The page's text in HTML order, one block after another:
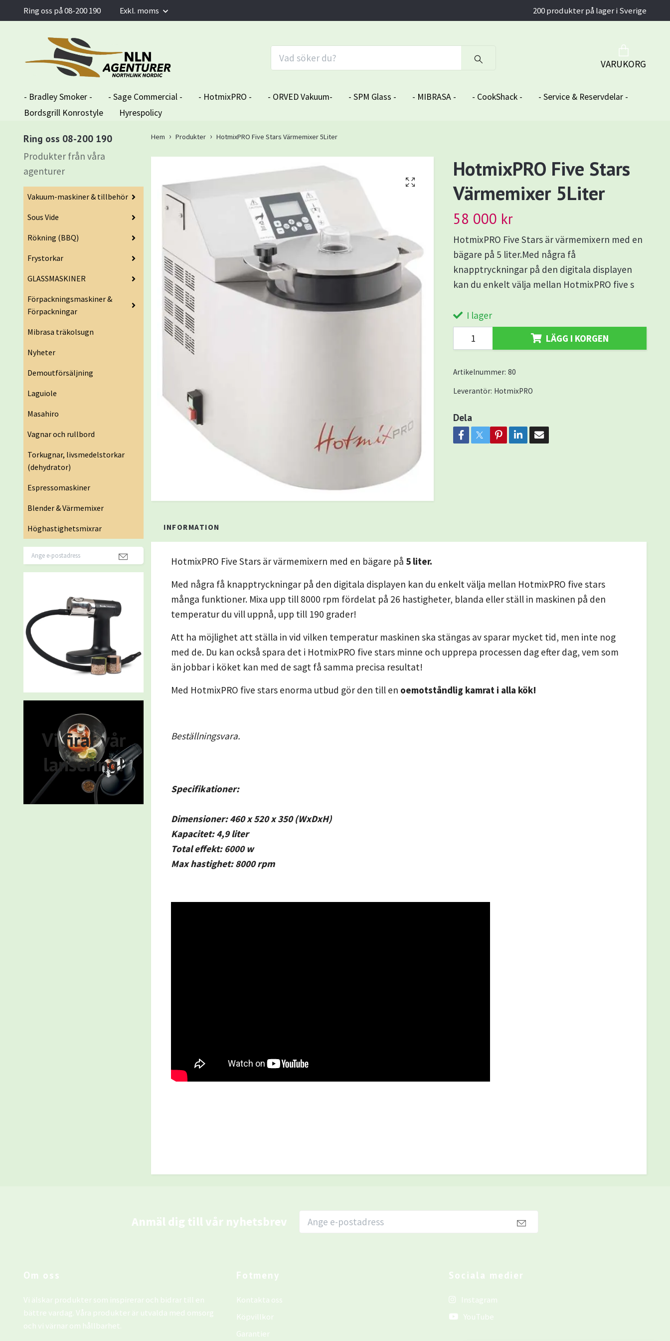
Ring oss på 08-200 190 Exkl. moms 200 produkter på lager i Sverige
VARUKORG
- Bradley Smoker - - Sage Commercial - - HotmixPRO - - ORVED Vakuum- - SPM Glass - - MIBRASA - - CookShack -
- Service & Reservdelar -
Bordsgrill Konrostyle
Hyrespolicy
Ring oss 08-200 190
Produkter från våra
agenturer
Vakuum-maskiner & tillbehör
Sous Vide
Rökning (BBQ)
Frystorkar
GLASSMASKINER
Förpackningsmaskiner &
Förpackningar
Mibrasa träkolsugn
Nyheter
Demoutförsäljning
Laguiole
Masahiro
Vagnar och rullbord
Torkugnar, livsmedelstorkar
(dehydrator)
Espressomaskiner
Blender & Värmemixer
Höghastighetsmixrar
Vi firar vår
lansering!
Hem Produkter HotmixPRO Five Stars Värmemixer 5Liter
HotmixPRO Five Stars
Värmemixer 5Liter
58 000 kr
HotmixPRO Five Stars är värmemixern med en
bägare på 5 liter.Med några få
knapptryckningar på den digitala displayen
kan du enkelt välja mellan HotmixPRO five s
I lager
LÄGG I KORGEN
Artikelnummer: 80
Leverantör: HotmixPRO
Dela
INFORMATION
HotmixPRO Five Stars är värmemixern med en bägare på 5 liter.
Med några få knapptryckningar på den digitala displayen kan du enkelt välja mellan HotmixPRO five stars
många funktioner. Mixa upp till 8000 rpm fördelat på 26 hastigheter, blanda eller ställ in maskinen på den
temperatur du vill uppnå, upp till 190 grader!
Att ha möjlighet att ställa in vid vilken temperatur maskinen ska stängas av sparar mycket tid, men inte nog
med de. Du kan också spara det i HotmixPRO five stars minne och upprepa processen dag efter dag, vem som
än jobbar i köket kan med de sagt få samma precisa resultat!
Med HotmixPRO five stars enorma utbud gör den till en oemotståndlig kamrat i alla kök!
Beställningsvara.
Specifikationer:
Dimensioner: 460 x 520 x 350 (WxDxH)
Kapacitet: 4,9 liter
Total effekt: 6000 w
Max hastighet: 8000 rpm
Anmäl dig till vår nyhetsbrev
Om oss
Vi älskar produkter som inspirerar och bidrar till en
bättre vardag. Våra produkter är utvalda med omsorg
och vi värnar om hållbarhet.
Fotmeny
Kontakta oss
Köpvillkor
Garantier
Sociala medier
Instagram
YouTube